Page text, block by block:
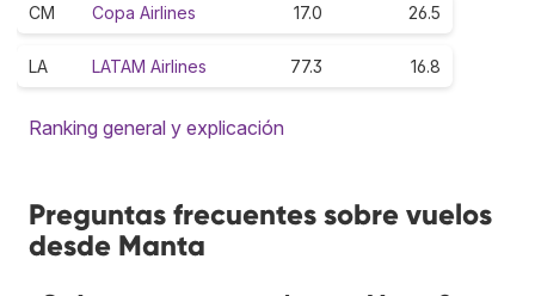
CM Copa Airlines 17.0 26.5
LA LATAM Airlines 77.3 16.8
Ranking general y explicación
Preguntas frecuentes sobre vuelos
desde Manta